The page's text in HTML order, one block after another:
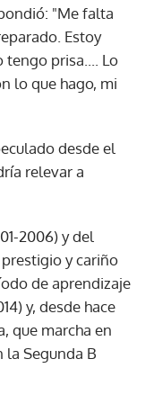
"Me falta
Estoy
tengo prisa.... Lo
lo que hago, mi
desde el
relevar a
2006) y del
y cariño
de aprendizaje
y, desde hace
que marcha en
la Segunda B